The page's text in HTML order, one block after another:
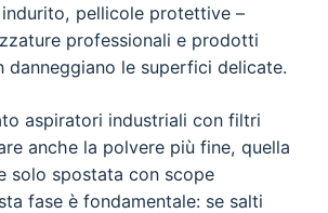
pellicole protettive –
professionali e prodotti
danneggiano le superfici delicate.
aspiratori industriali con filtri
anche la polvere più fine, quella
solo spostata con scope
fase è fondamentale: se salti